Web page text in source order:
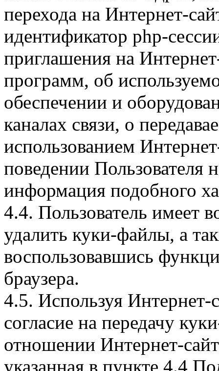
перехода на Интернет-
идентификатор php-
приглашения на
программ, об
обеспечении и
каналах связи, о
использованием
поведении Пользователя
информация подобного
4.4. Пользователь имеет
удалить куки-файлы, а
воспользовавшись
браузера.
4.5. Используя Интернет-
согласие на передачу
отношении Интернет-
указанная в пункте 4.4